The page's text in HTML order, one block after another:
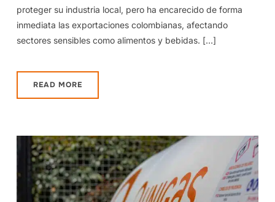
proteger su industria local, pero ha encarecido de forma
inmediata las exportaciones colombianas, afectando
sectores sensibles como alimentos y bebidas. […]
READ MORE